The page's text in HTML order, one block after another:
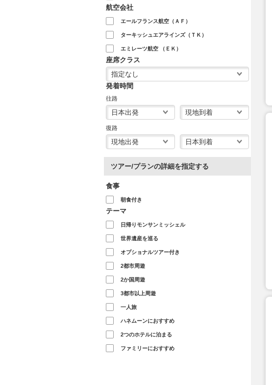
航空会社
エールフランス航空（ＡＦ）
ターキッシュエアラインズ（ＴＫ）
エミレーツ航空 （ＥＫ）
座席クラス
発着時間
往路
復路
ツアー/プランの詳細を指定する
食事
朝食付き
テーマ
日帰りモンサンミッシェル
世界遺産を巡る
オプショナルツアー付き
2都市周遊
2か国周遊
3都市以上周遊
一人旅
ハネムーンにおすすめ
2つのホテルに泊まる
ファミリーにおすすめ